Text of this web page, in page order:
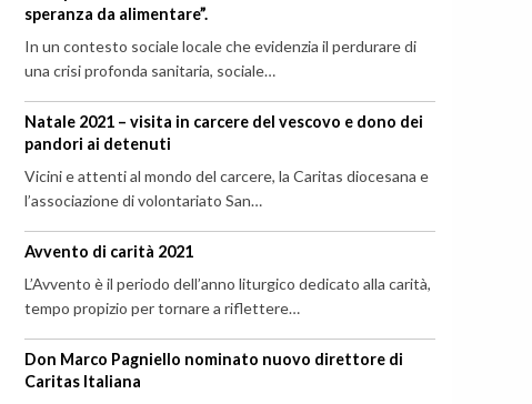
speranza da alimentare”.
In un contesto sociale locale che evidenzia il perdurare di
una crisi profonda sanitaria, sociale…
Natale 2021 – visita in carcere del vescovo e dono dei
pandori ai detenuti
Vicini e attenti al mondo del carcere, la Caritas diocesana e
l’associazione di volontariato San…
Avvento di carità 2021
L’Avvento è il periodo dell’anno liturgico dedicato alla carità,
tempo propizio per tornare a riflettere…
Don Marco Pagniello nominato nuovo direttore di
Caritas Italiana